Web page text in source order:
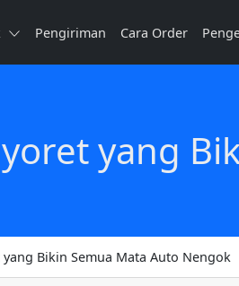
Pengiriman Cara Order
yang
Bikin Semua Mata Auto Nengok